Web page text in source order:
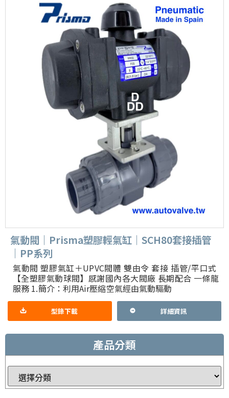
產品分類
氣動閥｜Prisma塑膠輕氣缸｜SCH80套接插管
｜PP系列
氣動閥 塑膠氣缸＋UPVC閥體 雙由令 套接 插管/平口式
【全塑膠氣動球閥】感謝國內各大閥廠 長期配合 一條龍
服務 1.簡介：利用Air壓縮空氣經由氣動驅動
型錄下載 詳細資訊